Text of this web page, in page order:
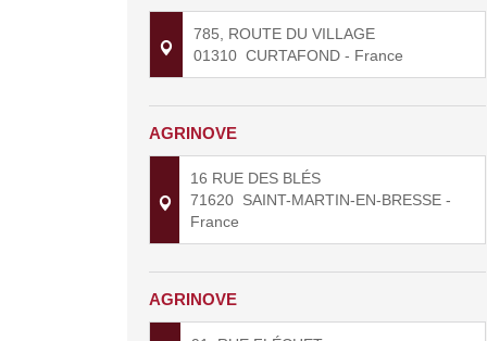
785, ROUTE DU VILLAGE
01310 CURTAFOND - France
AGRINOVE
16 RUE DES BLÉS
71620 SAINT-MARTIN-EN-BRESSE -
France
AGRINOVE